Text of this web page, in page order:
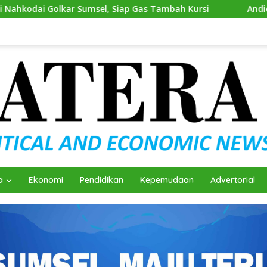
Sumsel, Siap Gas Tambah Kursi Andie Dinialdie
Ekonomi Pendidikan Kepemudaan Advertorial